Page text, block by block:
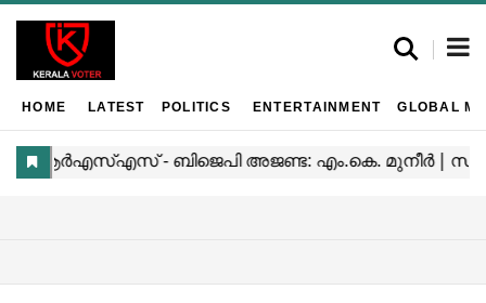
HOME LATEST POLITICS ENTERTAINMENT GLOBAL